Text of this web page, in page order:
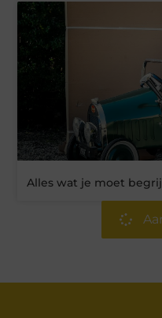
Alles wat je moet